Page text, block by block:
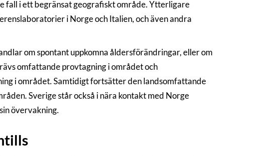
fall i ett begränsat geografiskt område. Ytterligare
i Norge och Italien, och även andra
om spontant uppkomna åldersförändringar, eller om
omfattande provtagning i området och
i området. Samtidigt fortsätter den landsomfattande
Sverige står också i nära kontakt med Norge
övervakning.